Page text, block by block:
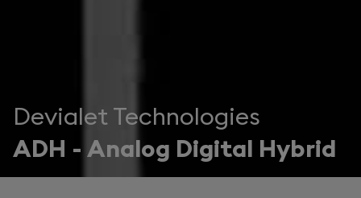
Devialet Technologies
ADH - Analog Digital Hybrid